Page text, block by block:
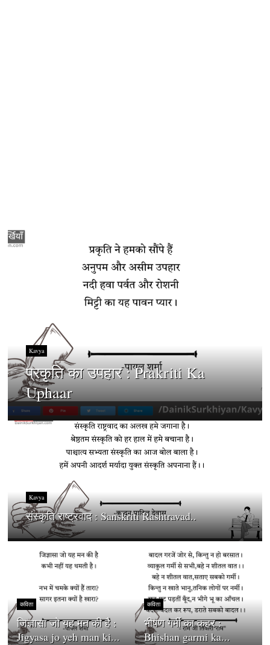
Kavya
प्रकृति का उपहार : Prakriti Ka
Uphaar
Kavya
संस्कृति राष्ट्रवाद : Sanskriti Rashtravad..
कविता
जिज्ञासा जो यह मन की है :
Jigyasa jo yeh man ki...
कविता
भीषण गर्मी का कहर :
Bhishan garmi ka...